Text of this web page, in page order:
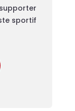
sportif